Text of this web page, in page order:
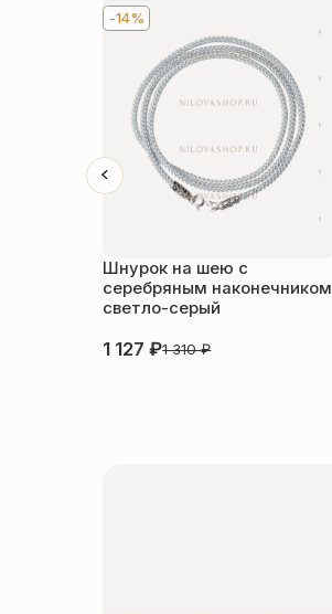
-14%
Шнурок на шею с
серебряным наконечником
светло-серый
1 127₽1 310₽